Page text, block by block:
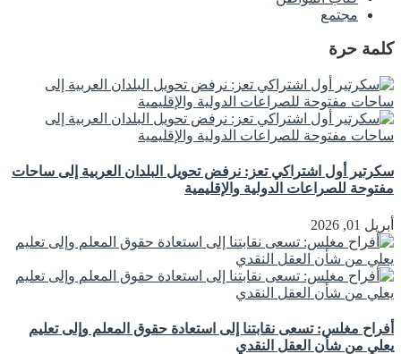
مجتمع
كلمة حرة
سكرتير أول اشتراكي تعز: نرفض تحويل البلدان العربية إلى ساحات
مفتوحة للصراعات الدولية والإقليمية
أبريل 01, 2026
أفراح مغلس: تسعى نقابتنا إلى استعادة حقوق المعلم وإلى تعليم
يعلي من شأن العقل النقدي